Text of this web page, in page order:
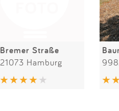
Bremer Straße
21073 Hamburg